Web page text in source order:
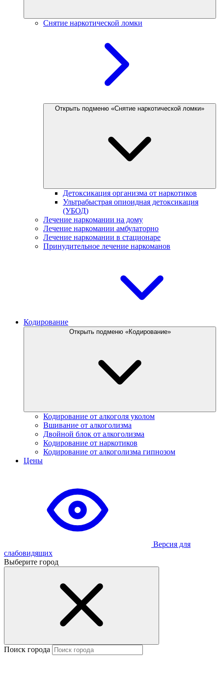
Снятие наркотической ломки
Открыть подменю «Снятие наркотической ломки»
Детоксикация организма от наркотиков
Ультрабыстрая опиоидная детоксикация
(УБОД)
Лечение наркомании на дому
Лечение наркомании амбулаторно
Лечение наркомании в стационаре
Принудительное лечение наркоманов
Кодирование
Открыть подменю «Кодирование»
Кодирование от алкоголя уколом
Вшивание от алкоголизма
Двойной блок от алкоголизма
Кодирование от наркотиков
Кодирование от алкоголизма гипнозом
Цены
Версия для
слабовидящих
Выберите город
Поиск города